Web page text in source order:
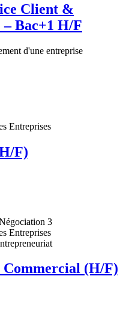
Client &
Bac+1 H/F
d'une entreprise
Entreprises
F)
3
Entreprises
Commercial (H/F)